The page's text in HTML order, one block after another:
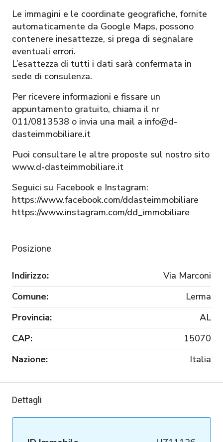
Le immagini e le coordinate geografiche, fornite
automaticamente da Google Maps, possono
contenere inesattezze, si prega di segnalare
eventuali errori.
L’esattezza di tutti i dati sarà confermata in
sede di consulenza.
Per ricevere informazioni e fissare un
appuntamento gratuito, chiama il nr
011/0813538 o invia una mail a info@d-
dasteimmobiliare.it
Puoi consultare le altre proposte sul nostro sito
www.d-dasteimmobiliare.it
Seguici su Facebook e Instagram:
https://www.facebook.com/ddasteimmobiliare
https://www.instagram.com/dd_immobiliare
Posizione
Indirizzo:
Via Marconi
Comune:
Lerma
Provincia:
AL
CAP:
15070
Nazione:
Italia
Dettagli